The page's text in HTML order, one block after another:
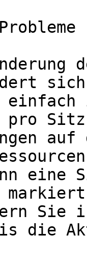
pro
auf
eine
Sie
bis die